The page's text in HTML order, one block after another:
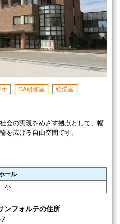
OA研修室
給湯室
会の実現をめざす拠点として、幅
を広げる自由空間です。
ール
小
ンフォルテの住所